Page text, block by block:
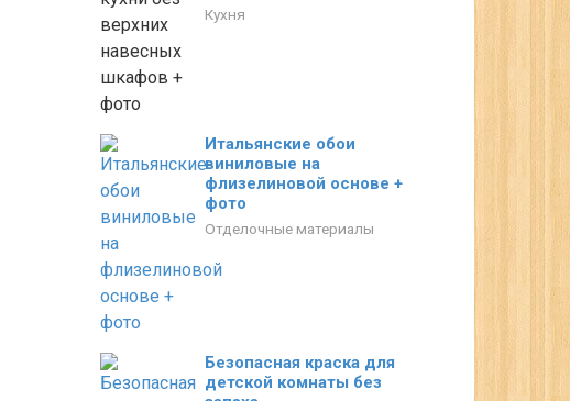
Кухня
Итальянские обои
виниловые на
флизелиновой основе +
фото
Отделочные материалы
Безопасная краска для
детской комнаты без